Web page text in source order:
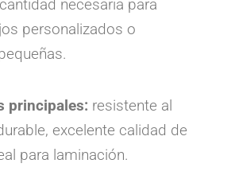
necesaria para
personalizados o
principales: resistente al
excelente calidad de
para laminación.